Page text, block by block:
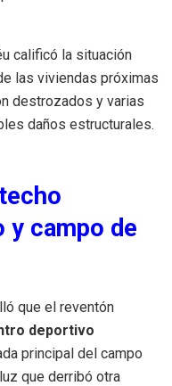
calificó la situación
las viviendas próximas
destrozados y varias
daños estructurales.
y campo de
que el reventón
deportivo
principal del campo
que derribó otra